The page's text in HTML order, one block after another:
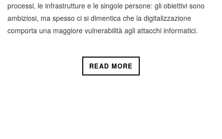
processi, le infrastrutture e le singole persone: gli obiettivi sono
ambiziosi, ma spesso ci si dimentica che la digitalizzazione
comporta una maggiore vulnerabilità agli attacchi informatici.
READ MORE